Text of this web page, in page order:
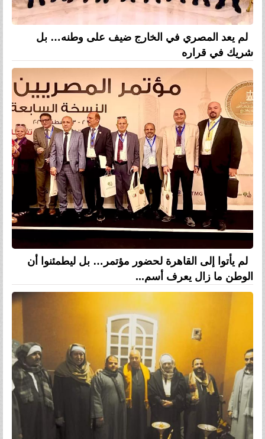
لم يعد المصري في الخارج ضيف على وطنه… بل
شريك في قراره
لم يأتوا إلى القاهرة لحضور مؤتمر… بل ليطمئنوا أن
الوطن ما زال يعرف أسم...